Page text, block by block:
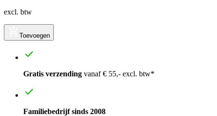
excl. btw
Toevoegen
Gratis verzending vanaf € 55,- excl. btw*
Familiebedrijf sinds 2008